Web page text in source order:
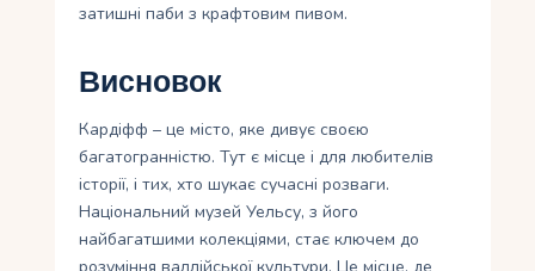
затишні паби з крафтовим пивом.
Висновок
Кардіфф – це місто, яке дивує своєю
багатогранністю. Тут є місце і для любителів
історії, і тих, хто шукає сучасні розваги.
Національний музей Уельсу, з його
найбагатшими колекціями, стає ключем до